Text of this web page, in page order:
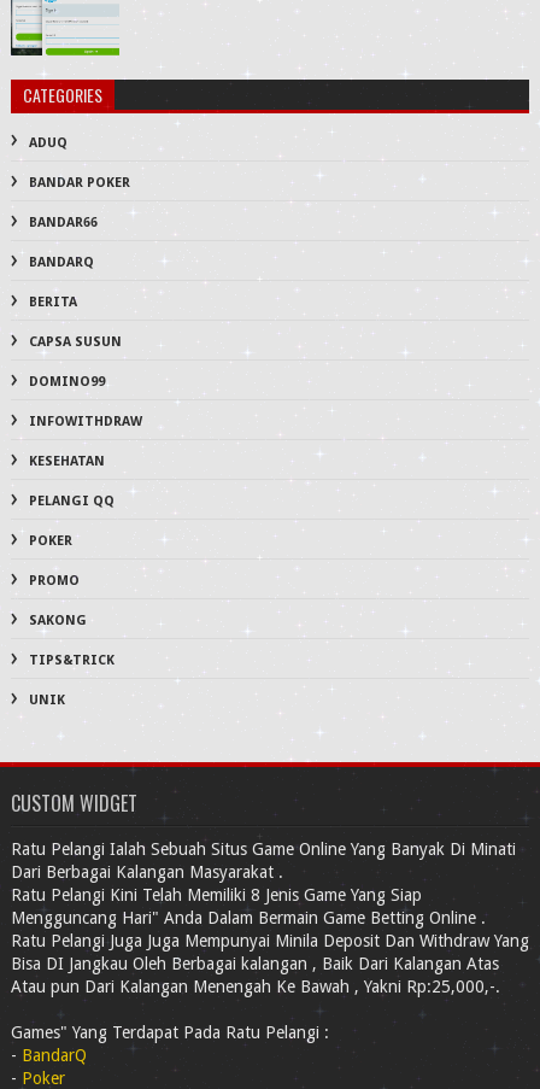
CATEGORIES
ADUQ
BANDAR POKER
BANDAR66
BANDARQ
BERITA
CAPSA SUSUN
DOMINO99
INFOWITHDRAW
KESEHATAN
PELANGI QQ
POKER
PROMO
SAKONG
TIPS&TRICK
UNIK
CUSTOM WIDGET
Ratu Pelangi Ialah Sebuah Situs Game Online Yang Banyak Di Minati
Dari Berbagai Kalangan Masyarakat .
Ratu Pelangi Kini Telah Memiliki 8 Jenis Game Yang Siap
Mengguncang Hari" Anda Dalam Bermain Game Betting Online .
Ratu Pelangi Juga Juga Mempunyai Minila Deposit Dan Withdraw Yang
Bisa DI Jangkau Oleh Berbagai kalangan , Baik Dari Kalangan Atas
Atau pun Dari Kalangan Menengah Ke Bawah , Yakni Rp:25,000,-.
Games" Yang Terdapat Pada Ratu Pelangi :
- BandarQ
- Poker